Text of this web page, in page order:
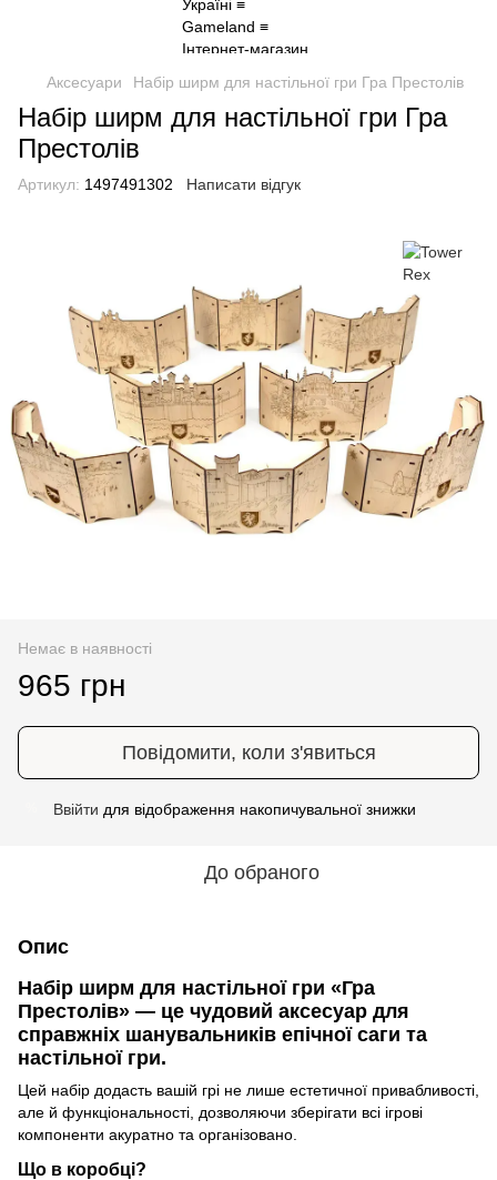
Аксесуари Набір ширм для настільної гри Гра Престолів
Набір ширм для настільної гри Гра
Престолів
Артикул: 1497491302 Написати відгук
Немає в наявності
965 грн
Повідомити, коли з'явиться
Ввійти для відображення накопичувальної знижки
До обраного
Опис
Набір ширм для настільної гри «Гра
Престолів» — це чудовий аксесуар для
справжніх шанувальників епічної саги та
настільної гри.
Цей набір додасть вашій грі не лише естетичної привабливості,
але й функціональності, дозволяючи зберігати всі ігрові
компоненти акуратно та організовано.
Що в коробці?